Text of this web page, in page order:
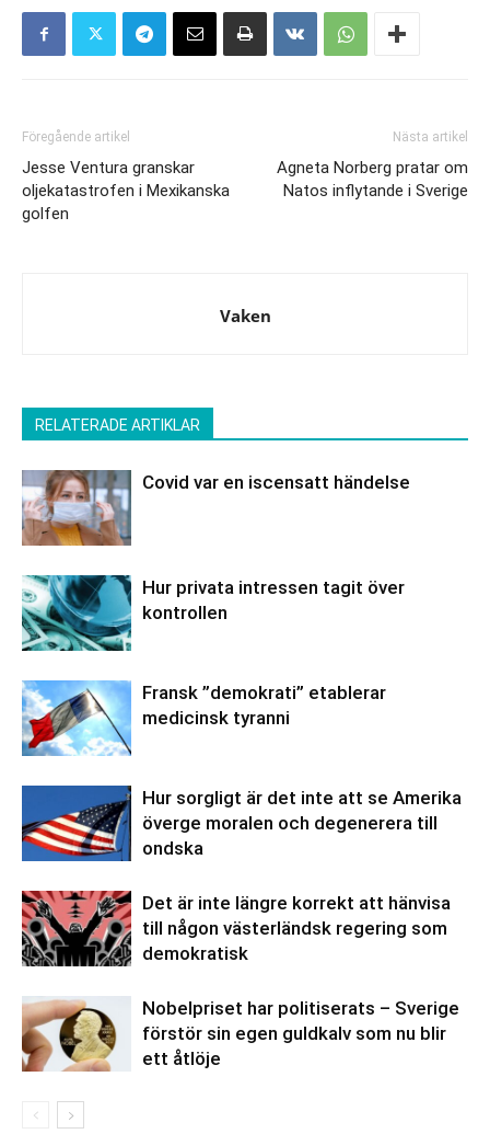
Föregående artikel
Jesse Ventura granskar
oljekatastrofen i Mexikanska
golfen
Nästa artikel
Agneta Norberg pratar om
Natos inflytande i Sverige
Vaken
RELATERADE ARTIKLAR
Covid var en iscensatt händelse
Hur privata intressen tagit över
kontrollen
Fransk ”demokrati” etablerar
medicinsk tyranni
Hur sorgligt är det inte att se Amerika
överge moralen och degenerera till
ondska
Det är inte längre korrekt att hänvisa
till någon västerländsk regering som
demokratisk
Nobelpriset har politiserats – Sverige
förstör sin egen guldkalv som nu blir
ett åtlöje